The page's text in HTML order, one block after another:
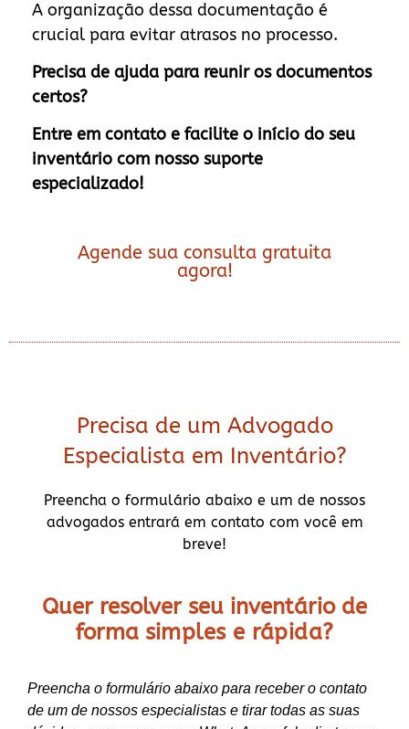
A organização dessa documentação é
crucial para evitar atrasos no processo.
Precisa de ajuda para reunir os documentos
certos?
Entre em contato e facilite o início do seu
inventário com nosso suporte
especializado!
Agende sua consulta gratuita
agora!
Precisa de um Advogado
Especialista em Inventário?
Preencha o formulário abaixo e um de nossos
advogados entrará em contato com você em
breve!
Quer resolver seu inventário de
forma simples e rápida?
Preencha o formulário abaixo para receber o contato
de um de nossos especialistas e tirar todas as suas